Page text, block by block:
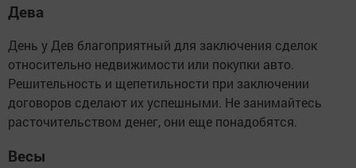
Дева
День у Дев благоприятный для заключения сделок
относительно недвижимости или покупки авто.
Решительность и щепетильности при заключении
договоров сделают их успешными. Не занимайтесь
расточительством денег, они еще понадобятся.
Весы